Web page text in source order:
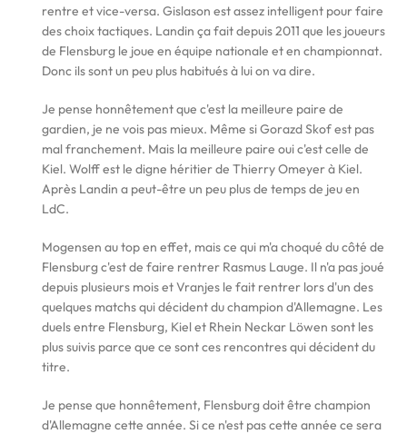
rentre et vice-versa. Gislason est assez intelligent pour faire
des choix tactiques. Landin ça fait depuis 2011 que les joueurs
de Flensburg le joue en équipe nationale et en championnat.
Donc ils sont un peu plus habitués à lui on va dire.
Je pense honnêtement que c'est la meilleure paire de
gardien, je ne vois pas mieux. Même si Gorazd Skof est pas
mal franchement. Mais la meilleure paire oui c'est celle de
Kiel. Wolff est le digne héritier de Thierry Omeyer à Kiel.
Après Landin a peut-être un peu plus de temps de jeu en
LdC.
Mogensen au top en effet, mais ce qui m'a choqué du côté de
Flensburg c'est de faire rentrer Rasmus Lauge. Il n'a pas joué
depuis plusieurs mois et Vranjes le fait rentrer lors d'un des
quelques matchs qui décident du champion d'Allemagne. Les
duels entre Flensburg, Kiel et Rhein Neckar Löwen sont les
plus suivis parce que ce sont ces rencontres qui décident du
titre.
Je pense que honnêtement, Flensburg doit être champion
d'Allemagne cette année. Si ce n'est pas cette année ce sera